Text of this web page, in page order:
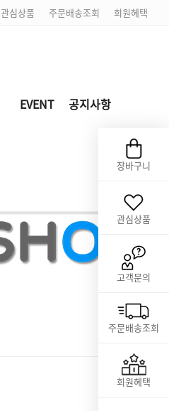
관심상품 주문배송조회 회원혜택
EVENT 공지사항
장바구니
관심상품
고객문의
주문배송조회
회원혜택